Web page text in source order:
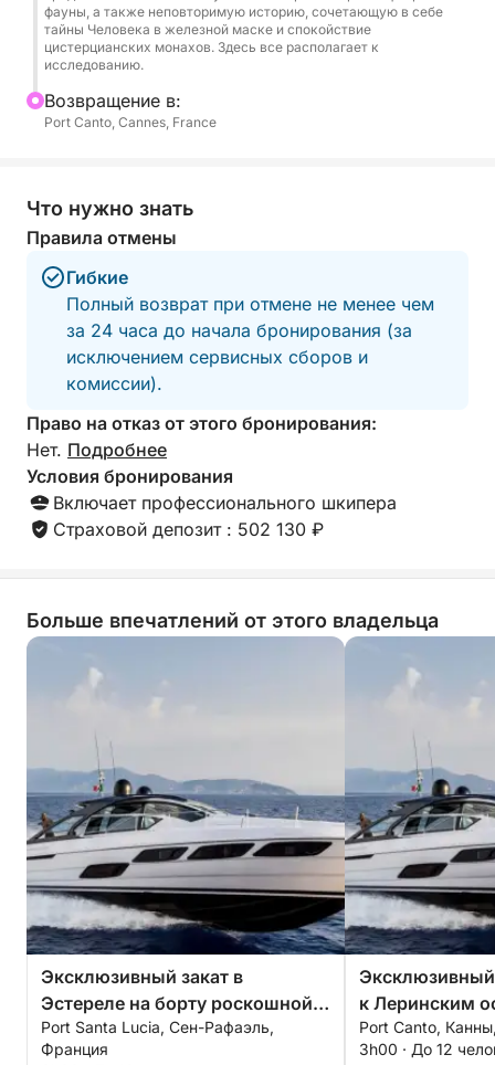
фауны, а также неповторимую историю, сочетающую в себе
тайны Человека в железной маске и спокойствие
цистерцианских монахов. Здесь все располагает к
исследованию.
Bозвращение в:
Port Canto, Cannes, France
Что нужно знать
Правила отмены
Гибкие
Полный возврат при отмене не менее чем
за 24 часа до начала бронирования (за
исключением сервисных сборов и
комиссии).
Право на отказ от этого бронирования:
Нет. Подробнее
Условия бронирования
Включает профессионального шкипера
Страховой депозит : 502 130 ₽
Больше впечатлений от этого владельца
Эксклюзивный закат в
Эстереле на борту роскошной
яхты – укромные бухты и
первоклассный отдых по
Port Santa Lucia, Сен-Рафаэль,
Франция
Эксклюзивный
к Леринским
роскошном
частный
Port Canto,
3h00 · До 12